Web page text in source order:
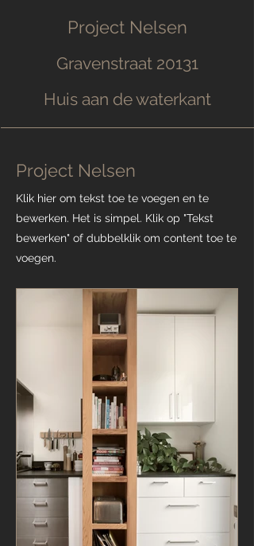
Project Nelsen
Gravenstraat 20131
Huis aan de waterkant
Project Nelsen
Klik hier om tekst toe te voegen en te
bewerken. Het is simpel. Klik op "Tekst
bewerken" of dubbelklik om content toe te
voegen.